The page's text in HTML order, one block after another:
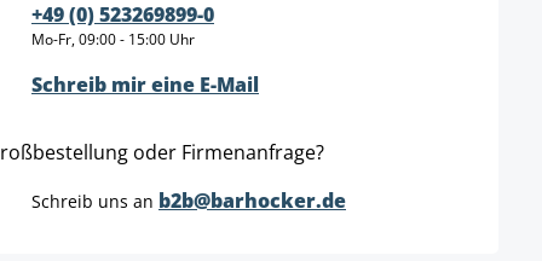
+49 (0) 523269899-0
Mo-Fr, 09:00 - 15:00 Uhr
Schreib mir eine E-Mail
oder Firmenanfrage?
Schreib uns an b2b@barhocker.de